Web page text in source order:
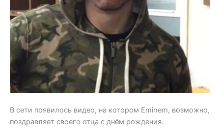
В сети появилось видео, на котором Eminem, возможно,
поздравляет своего отца с днём рождения.